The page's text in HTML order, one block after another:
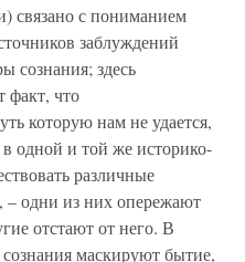
связано с пониманием
заблуждений
сознания; здесь
факт, что
которую нам не удается,
одной и той же историко-
различные
– одни из них опережают
отстают от него. В
маскируют бытие,